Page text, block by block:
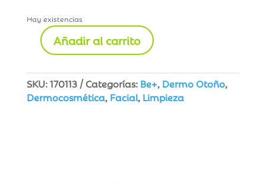
Hay existencias
Exfoliante
Suave
Doble
Añadir al carrito
SKU:170113 Categorías: Be+, Dermo Otoño,
Dermocosmética, Facial, Limpieza